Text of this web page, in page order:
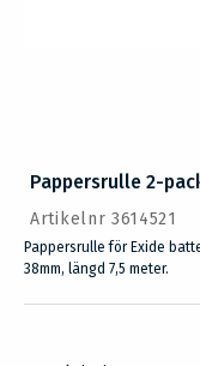
Pappersrulle 2-
Artikelnr 3614521
Pappersrulle för Exide
38mm, längd 7,5 meter.